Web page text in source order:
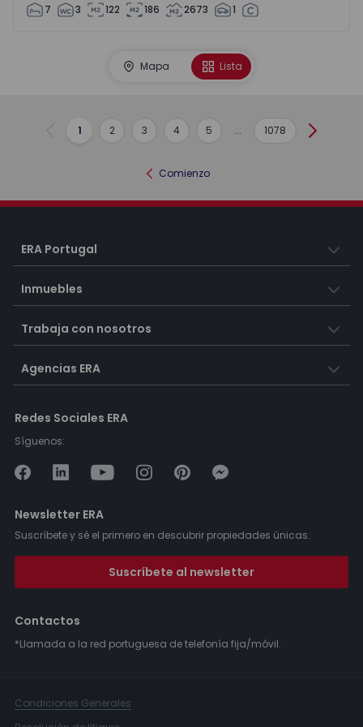
7 3 122 186 2673 1
Mapa Lista
Anterior
1 2 3 4 5 ... 1078
Comienzo
ERA Portugal
Inmuebles
Trabaja con nosotros
Agencias ERA
Redes Sociales ERA
Síguenos:
Newsletter ERA
Suscríbete y sé el primero en descubrir propiedades únicas.
Suscríbete al newsletter
Contactos
*Llamada a la red portuguesa de telefonía fija/móvil.
Condiciones Generales